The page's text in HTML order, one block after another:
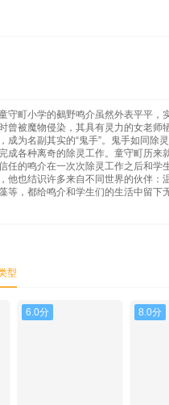
守町小学的鵺野鸣介虽然外表平平，
曾被魔物侵染，其具有灵力的女老师
成为名副其实的“鬼手”。鬼手如同除
成各种离奇的除灵工作。童守町历来
任的鸣介在一次次除灵工作之后和学
他也结识许多来自不同世界的伙伴：
等，都给鸣介和学生们的生活中留下
型
6.0分 8.0分